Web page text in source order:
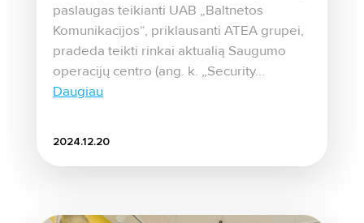
paslaugas teikianti UAB „Baltnetos
Komunikacijos“, priklausanti ATEA grupei,
pradeda teikti rinkai aktualią Saugumo
operacijų centro (ang. k. „Security...
Daugiau
2024.12.20